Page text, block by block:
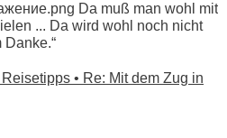
Da muß man wohl mit
... Da wird wohl noch nicht
Danke.“
• Re: Mit dem Zug in